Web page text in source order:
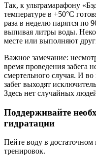
Так, к ультрамарафону
температуре в +50°С
раза в неделю парятся по
выпивая литры воды.
месте или выполняют
Важное замечание:
время проведения забега
смертельного случая. И
забег выходят
Здесь нет случайных
Поддерживайте
гидратации
Пейте воду в достаточном
тренировок.